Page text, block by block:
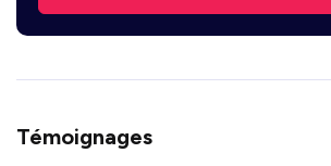
Témoignages